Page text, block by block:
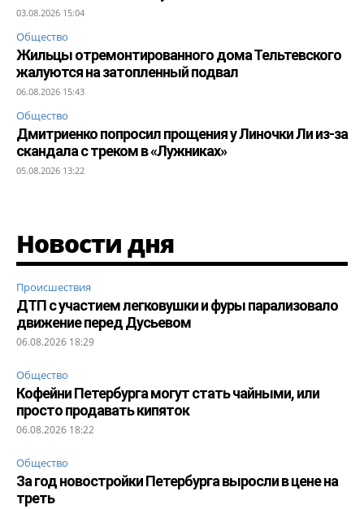
03.08.2026 15:04
Общество
Жильцы отремонтированного дома Тельтевского
жалуются на затопленный подвал
06.08.2026 15:43
Общество
Дмитриенко попросил прощения у Линочки Ли из-за
скандала с треком в «Лужниках»
05.08.2026 13:22
Новости дня
Происшествия
ДТП с участием легковушки и фуры парализовало
движение перед Дусьевом
06.08.2026 18:29
Общество
Кофейни Петербурга могут стать чайными, или
просто продавать кипяток
06.08.2026 18:22
Общество
За год новостройки Петербурга выросли в цене на
треть